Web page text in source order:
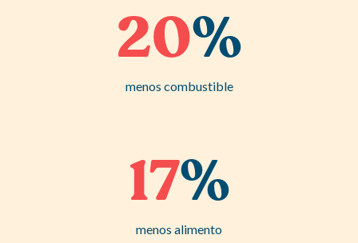
20%
menos combustible
17%
menos alimento